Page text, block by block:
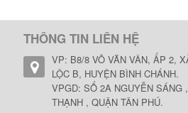
THÔNG TIN LIÊN HỆ
VP: B8/8 VÕ VĂN VÂN, ẤP 2,
LỘC B, HUYỆN BÌNH CHÁNH.
VPGD: SỐ 2A NGUYỄN SÁNG
THẠNH , QUẬN TÂN PHÚ.